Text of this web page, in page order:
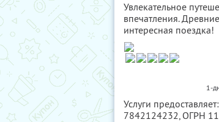
Увлекательное
впечатления.
интересная поездка!
1-
Услуги
7842124232, ОГРН